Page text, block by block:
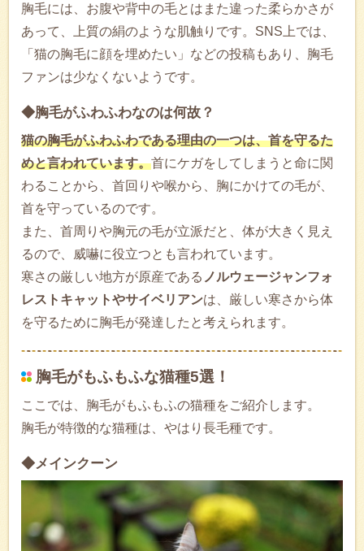
胸毛には、お腹や背中の毛とはまた違った柔らかさが
あって、上質の絹のような肌触りです。SNS上では、
「猫の胸毛に顔を埋めたい」などの投稿もあり、胸毛
ファンは少なくないようです。
◆胸毛がふわふわなのは何故？
猫の胸毛がふわふわである理由の一つは、首を守るた
めと言われています。首にケガをしてしまうと命に関
わることから、首回りや喉から、胸にかけての毛が、
首を守っているのです。
また、首周りや胸元の毛が立派だと、体が大きく見え
るので、威嚇に役立つとも言われています。
寒さの厳しい地方が原産である ノルウェージャンフォ
レストキャットやサイベリアンは、厳しい寒さから体
を守るために胸毛が発達したと考えられます。
胸毛がもふもふな猫種5選！
ここでは、胸毛がもふもふの猫種をご紹介します。
胸毛が特徴的な猫種は、やはり長毛種です。
◆メインクーン